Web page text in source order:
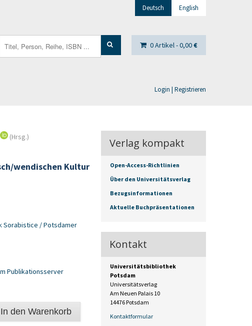
Deutsch English
0 Artikel -0,00€
Login | Registrieren
for:
(Hrsg.)
wendischen Kultur
Sorabistice / Potsdamer
Publikationsserver
In den Warenkorb
Verlag kompakt
Open-Access-Richtlinien
Über den Universitätsverlag
Bezugsinformationen
Aktuelle Buchpräsentationen
Kontakt
Universitätsbibliothek
Potsdam
Universitätsverlag
Am Neuen Palais 10
14476 Potsdam
Kontaktformular